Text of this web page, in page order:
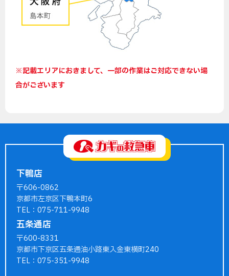
※記載エリアにおきまして、一部の作業はご対応できない場
合がございます
下鴨店
〒606-0862
京都市左京区下鴨本町6
TEL：075-711-9948
五条通店
〒600-8331
京都市下京区五条通油小路東入金東横町240
TEL：075-351-9948